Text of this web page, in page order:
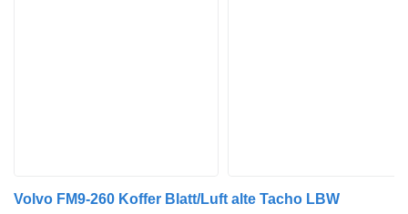
Volvo FM9-260 Koffer Blatt/Luft alte Tacho LBW